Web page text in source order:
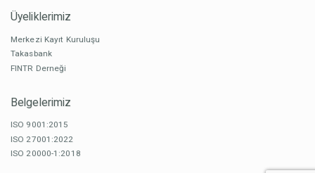
Üyeliklerimiz
Merkezi Kayıt Kuruluşu
Takasbank
FINTR Derneği
Belgelerimiz
ISO 9001:2015
ISO 27001:2022
ISO 20000-1:2018